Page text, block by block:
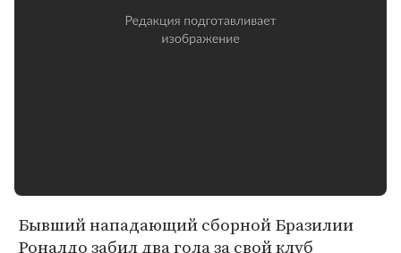
Бывший нападающий сборной Бразилии
Роналдо забил два гола за свой клуб